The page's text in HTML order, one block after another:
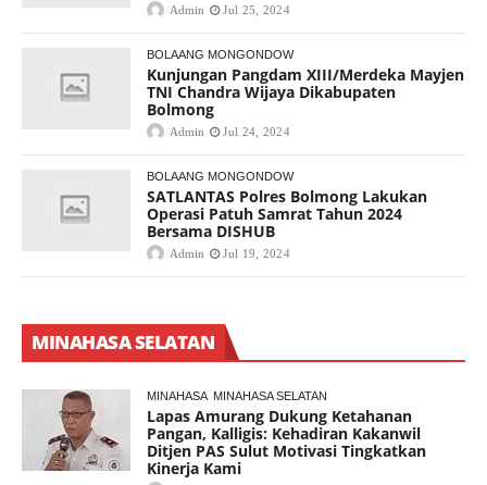
Admin Jul 25, 2024
BOLAANG MONGONDOW
Kunjungan Pangdam XIII/Merdeka Mayjen
TNI Chandra Wijaya Dikabupaten
Bolmong
Admin Jul 24, 2024
BOLAANG MONGONDOW
SATLANTAS Polres Bolmong Lakukan
Operasi Patuh Samrat Tahun 2024
Bersama DISHUB
Admin Jul 19, 2024
MINAHASA SELATAN
MINAHASA MINAHASA SELATAN
Lapas Amurang Dukung Ketahanan
Pangan, Kalligis: Kehadiran Kakanwil
Ditjen PAS Sulut Motivasi Tingkatkan
Kinerja Kami